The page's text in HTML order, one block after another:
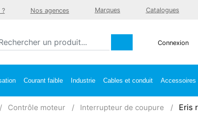
Nos agences Marques Catalogues
Connexion
Courant faible Industrie Cables et conduit Accessoires
Contrôle moteur Interrupteur de coupure Eris